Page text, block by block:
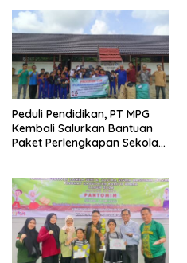
Peduli Pendidikan, PT MPG
Kembali Salurkan Bantuan
Paket Perlengkapan Sekolah